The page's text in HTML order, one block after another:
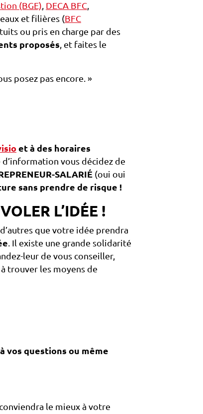
(BGE) DECA BFC
et filières (BFC
ou pris en charge par des
proposés , et faites le
posez pas encore. »
et à des horaires
vous décidez de
SALARIÉ (oui oui
sans prendre de risque !
L’IDÉE !
d’autres que votre idée prendra
. Il existe une grande solidarité
leur de vous conseiller,
trouver les moyens de
vos questions ou même
le mieux à votre